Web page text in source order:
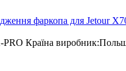
фаркопа для Jetour
PRO Країна виробник: